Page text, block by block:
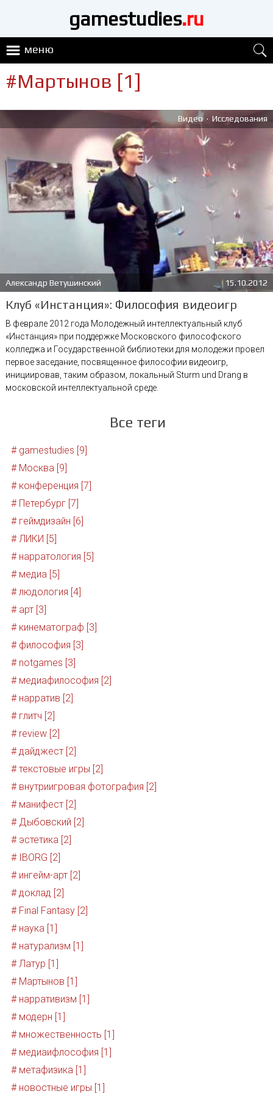
gamestudies.ru
меню
#Мартынов [1]
Видео . Исследования
Александр Ветушинский 15.10.2012
Клуб «Инстанция»: Философия видеоигр
В феврале 2012 года Молодежный интеллектуальный клуб
«Инстанция» при поддержке Московского философского
колледжа и Государственной библиотеки для молодежи провел
первое заседание, посвященное философии видеоигр,
инициировав, таким образом, локальный Sturm und Drang в
московской интеллектуальной среде.
Все теги
# gamestudies [9]
# Москва [9]
# конференция [7]
# Петербург [7]
# геймдизайн [6]
# ЛИКИ [5]
# нарратология [5]
# медиа [5]
# людология [4]
# арт [3]
# кинематограф [3]
# философия [3]
# notgames [3]
# медиафилософия [2]
# нарратив [2]
# глитч [2]
# review [2]
# дайджест [2]
# текстовые игры [2]
# внутриигровая фотография [2]
# манифест [2]
# Дыбовский [2]
# эстетика [2]
# IBORG [2]
# ингейм-арт [2]
# доклад [2]
# Final Fantasy [2]
# наука [1]
# натурализм [1]
# Латур [1]
# Мартынов [1]
# нарративизм [1]
# модерн [1]
# множественность [1]
# медиаифлософия [1]
# метафизика [1]
# новостные игры [1]